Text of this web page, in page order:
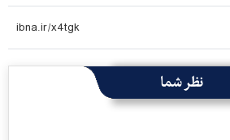
نظر شما